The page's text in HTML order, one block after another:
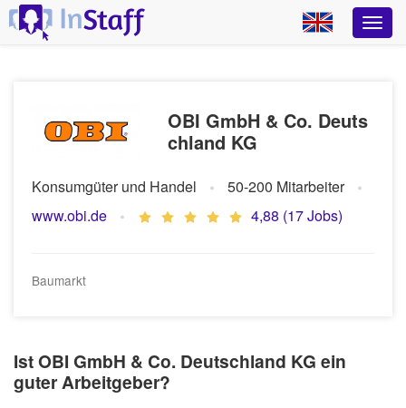
OBI GmbH & Co. Deuts
chland KG
Konsumgüter und Handel
50-200 Mitarbeiter
www.obi.de
4,88 (17 Jobs)
Baumarkt
Ist OBI GmbH & Co. Deutschland KG ein
guter Arbeitgeber?